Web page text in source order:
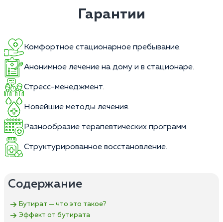
Гарантии
Комфортное стационарное пребывание.
Анонимное лечение на дому и в стационаре.
Стресс-менеджмент.
Новейшие методы лечения.
Разнообразие терапевтических программ.
Структурированное восстановление.
Содержание
Бутират — что это такое?
Эффект от бутирата